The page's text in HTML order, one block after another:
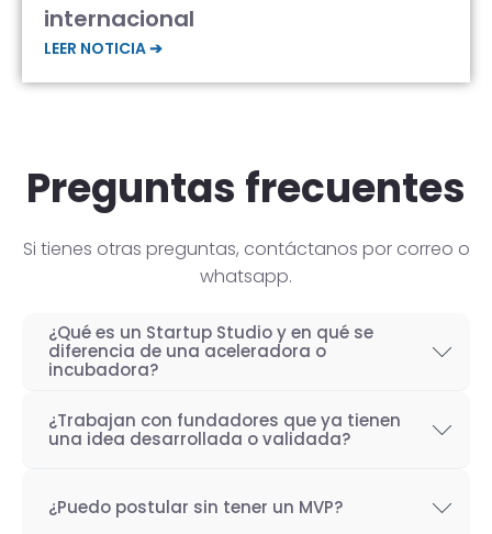
internacional
LEER NOTICIA ➔
Preguntas frecuentes
Si tienes otras preguntas, contáctanos por correo o
whatsapp.
¿Qué es un Startup Studio y en qué se
diferencia de una aceleradora o
incubadora?
Un Startup Studio es una organización capaz
de construir startups de manera iterativa,
con experiencia. También se les conoce
¿Trabajan con fundadores que ya tienen
una idea desarrollada o validada?
Startup Studio es lograr un proceso iterativo
¿Puedo postular sin tener un MVP?